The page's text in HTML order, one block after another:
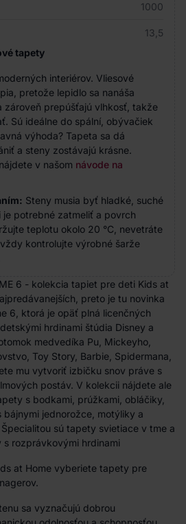
1000
13,5
tapety
interiérov. Vliesové
pretože lepidlo sa nanáša
zároveň prepúšťajú vlhkosť, takže
Sú ideálne do spální, obývačiek
výhoda? Tapeta sa dá
a steny zostávajú krásne.
v našom návode na
Steny musia byť hladké, suché
je potrebné zatmeliť a povrch
teplotu okolo 20 °C, nevetráte
kontrolujte výrobné šarže
6 - kolekcia tapiet pre deti Kids at
preto je tu novinka
6, ktorá je opäť plná licenčných
hrdinami štúdia Disney a
medvedíka Pu, Mickeyho,
Toy Story, Barbie, Spidermana,
mu vytvoriť izbičku snov práve s
postáv. V kolekcii nájdete ale
s bodkami, prúžkami, obláčiky,
bájnymi jednorožce, motýliky a
sú tapety svietiace v tme a
rozprávkovými hrdinami
Home vyberiete tapety pre
sa vyznačujú dobrou